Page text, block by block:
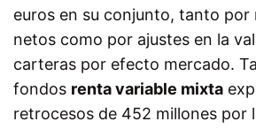
euros en su conjunto, tanto por
netos como por ajustes en la
carteras por efecto mercado.
fondos renta variable mixta
retrocesos de 452 millones por